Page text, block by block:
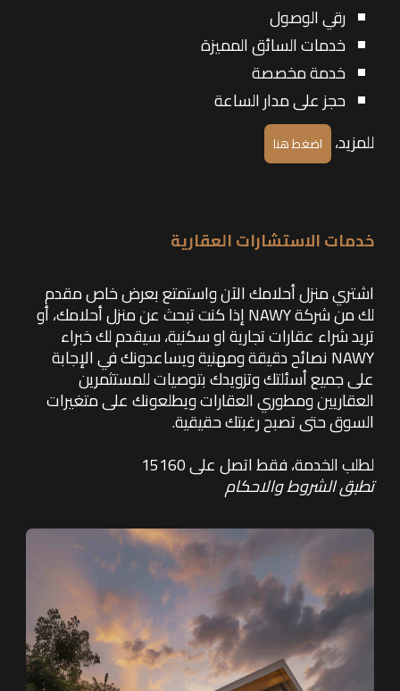
رقي الوصول
خدمات السائق المميزة
خدمة مخصصة
حجز على مدار الساعة
للمزيد،
اضغط هنا
خدمات الاستشارات العقارية
اشتري منزل أحلامك الآن واستمتع بعرض خاص مقدم
لك من شركة NAWY إذا كنت تبحث عن منزل أحلامك، أو
تريد شراء عقارات تجارية او سكنية، سيقدم لك خبراء
NAWY نصائح دقيقة ومهنية ويساعدونك في الإجابة
على جميع أسئلتك وتزويدك بتوصيات للمستثمرين
العقاريين ومطوري العقارات ويطلعونك على متغيرات
السوق حتى تصبح رغبتك حقيقية.
لطلب الخدمة، فقط اتصل على 15160
تطبق الشروط والاحكام